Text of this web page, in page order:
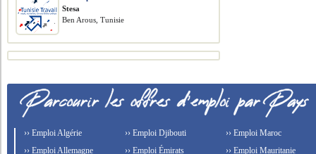
Stesa
Ben Arous, Tunisie
›› Emploi Algérie
›› Emploi Allemagne
›› Emploi Djibouti
›› Emploi Émirats
›› Emploi Maroc
›› Emploi Mauritanie